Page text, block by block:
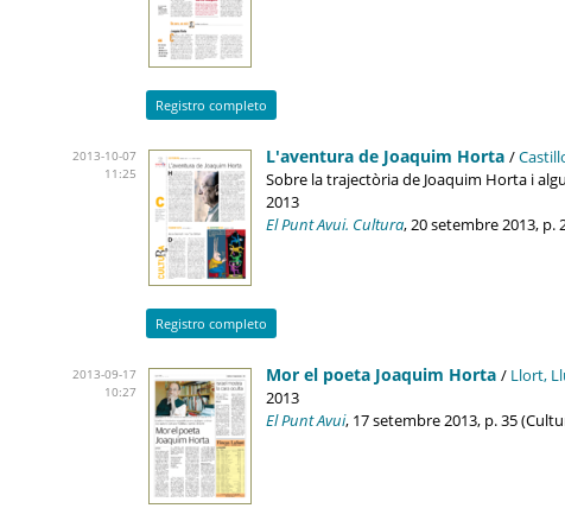
Registro completo
2013-10-07
11:25
L'aventura de Joaquim Horta /
Sobre la trajectòria de Joaquim Horta i
2013
El Punt Avui. Cultura, 20 setembre 2013, p.
Registro completo
2013-09-17
10:27
Mor el poeta Joaquim Horta / Llort,
2013
El Punt Avui, 17 setembre 2013, p. 35